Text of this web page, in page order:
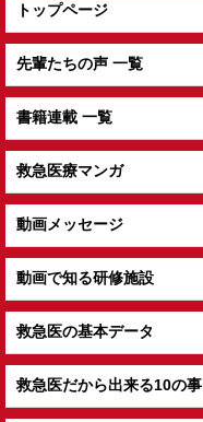
トップページ
先輩たちの声 一覧
書籍連載 一覧
救急医療マンガ
動画メッセージ
動画で知る研修施設
救急医の基本データ
救急医だから出来る10の事